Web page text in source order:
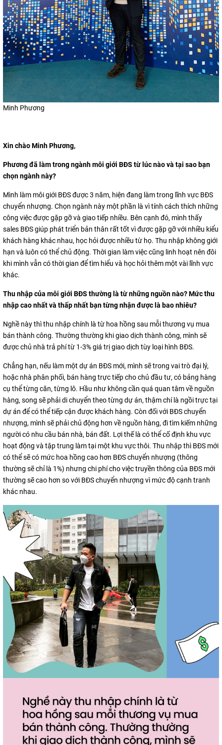
Minh Phương
Xin chào Minh Phương,
Phương đã làm trong ngành môi giới BĐS từ lúc nào và tại sao bạn
chọn ngành này?
Mình làm môi giới BĐS được 3 năm, hiện đang làm trong lĩnh vực BĐS
chuyển nhượng. Chọn ngành này một phần là vì tính cách thích những
công việc được gặp gỡ và giao tiếp nhiều. Bên cạnh đó, mình thấy
sales BĐS giúp phát triển bản thân rất tốt vì được gặp gỡ với nhiều kiểu
khách hàng khác nhau, học hỏi được nhiều từ họ. Thu nhập không giới
hạn và luôn có thể chủ động. Thời gian làm việc cũng linh hoạt nên đôi
khi mình vẫn có thời gian để tìm hiểu và học hỏi thêm một vài lĩnh vực
khác.
Thu nhập của môi giới BĐS thường là từ những nguồn nào? Mức thu
nhập cao nhất và thấp nhất bạn từng nhận được là bao nhiêu?
Nghề này thì thu nhập chính là từ hoa hồng sau mỗi thương vụ mua
bán thành công. Thường thường khi giao dịch thành công, mình sẽ
được chủ nhà trả phí từ 1-3% giá trị giao dịch tùy loại hình BĐS.
Chẳng hạn, nếu làm một dự án BĐS mới, mình sẽ trong vai trò đại lý,
hoặc nhà phân phối, bán hàng trực tiếp cho chủ đầu tư, có bảng hàng
cụ thể từng căn, từng lô. Hầu như không cần quá quan tâm về nguồn
hàng, song sẽ phải di chuyển theo từng dự án, thậm chí là ngồi trực tại
dự án để có thể tiếp cận được khách hàng. Còn đối với BĐS chuyển
nhượng, mình sẽ phải chủ động hơn về nguồn hàng, đi tìm kiếm những
người có nhu cầu bán nhà, bán đất. Lợi thế là có thể cố định khu vực
hoạt động và tập trung làm tại một khu vực thôi. Thu nhập thì BĐS mới
có thể sẽ có mức hoa hồng cao hơn BĐS chuyển nhượng (thông
thường sẽ chỉ là 1%) nhưng chi phí cho việc truyền thông của BĐS mới
thường sẽ cao hơn so với BĐS chuyển nhượng vì mức độ cạnh tranh
khác nhau.